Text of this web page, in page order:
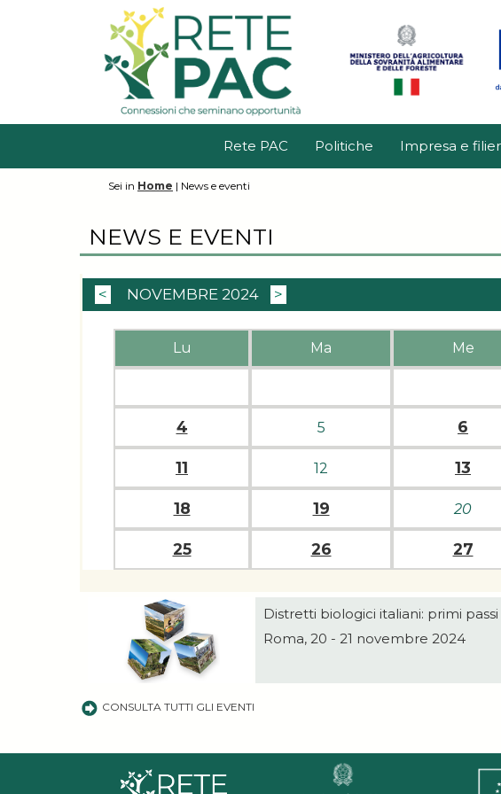
Rete PAC Politiche Impresa e
Sei in Home | News e eventi
NEWS E EVENTI
< NOVEMBRE 2024 >
Lu Ma Me
4 5 6
11 12 13
18 19 20
25 26 27
Distretti biologici italiani: primi
Roma, 20 - 21 novembre 2024
CONSULTA TUTTI GLI EVENTI